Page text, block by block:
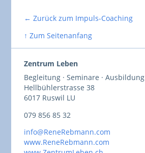
← Zurück zum Impuls-Coaching
↑ Zum Seitenanfang
Zentrum Leben
Begleitung · Seminare · Ausbildung
Hellbühlerstrasse 38
6017 Ruswil LU
079 856 85 32
info@ReneRebmann.com
www.ReneRebmann.com